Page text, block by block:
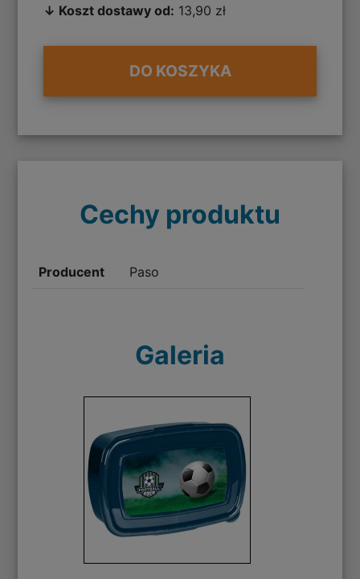
↓ Koszt dostawy od: 13,90 zł
DO KOSZYKA
Cechy produktu
Producent Paso
Galeria